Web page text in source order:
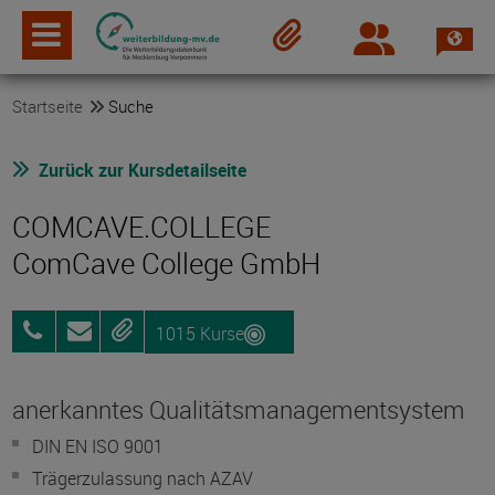
Login
Startseite Suche
Zurück zur Kursdetailseite
COMCAVE.COLLEGE
ComCave College GmbH
0800
25072012
AnfragenMerken1015 Kurse
anerkanntes Qualitätsmanagementsystem
DIN EN ISO 9001
Trägerzulassung nach AZAV